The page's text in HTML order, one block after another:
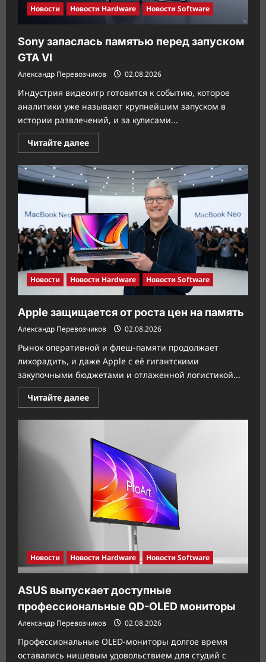
Новости Новости Hardware Новости Software
Sony запаслась памятью перед запуском
GTA VI
Александр Перевозчиков 02.08.2026
Индустрия видеоигр готовится к событию, которое
аналитики уже называют крупнейшим запуском в
истории развлечений, и за кулисами...
Читайте далееПрочитать
больше
Sony
запаслась
памятью
перед
GTA
VI
Новости Новости Hardware Новости Software
Apple защищается от роста цен на память
Александр Перевозчиков 02.08.2026
Рынок оперативной и флеш-памяти продолжает
лихорадить, и даже Apple с её гигантскими
закупочными бюджетами и отлаженной логистикой...
Читайте далееПрочитать
больше
Apple
от
роста
цен
на
память
Новости Новости Hardware Новости Software
ASUS выпускает доступные
профессиональные QD-OLED мониторы
Александр Перевозчиков 02.08.2026
Профессиональные OLED-мониторы долгое время
оставались нишевым удовольствием для студий с